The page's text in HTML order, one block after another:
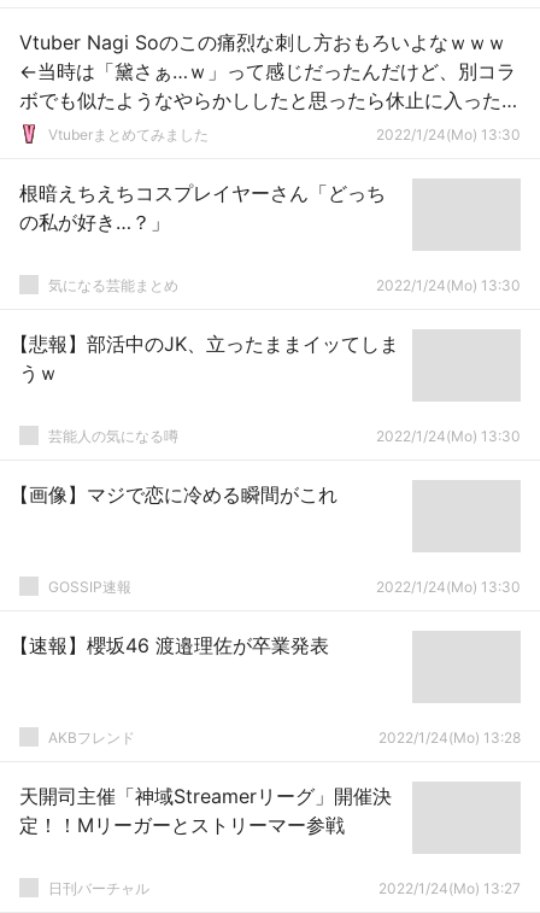
Vtuber Nagi Soのこの痛烈な刺し方おもろいよなｗｗｗ
←当時は「黛さぁ…ｗ」って感じだったんだけど、別コラ
ボでも似たようなやらかししたと思ったら休止に入ったか
らあんま笑えなくなってしまったな…
Vtuberまとめてみました 2022/1/24(Mo) 13:30
根暗えちえちコスプレイヤーさん「どっち
の私が好き…？」
気になる芸能まとめ 2022/1/24(Mo) 13:30
【悲報】部活中のJK、立ったままイッてしま
うｗ
芸能人の気になる噂 2022/1/24(Mo) 13:30
【画像】マジで恋に冷める瞬間がこれ
GOSSIP速報 2022/1/24(Mo) 13:30
【速報】櫻坂46 渡邉理佐が卒業発表
AKBフレンド 2022/1/24(Mo) 13:28
天開司主催「神域Streamerリーグ」開催決
定！！Mリーガーとストリーマー参戦
日刊バーチャル 2022/1/24(Mo) 13:27